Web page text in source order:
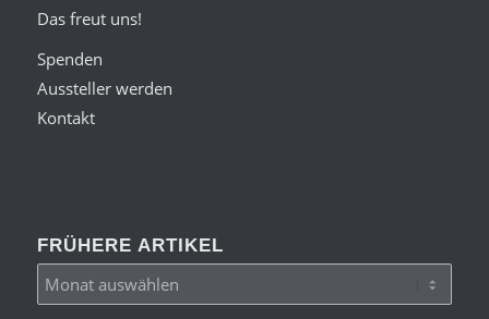
Das freut uns!
Spenden
Aussteller werden
Kontakt
FRÜHERE ARTIKEL